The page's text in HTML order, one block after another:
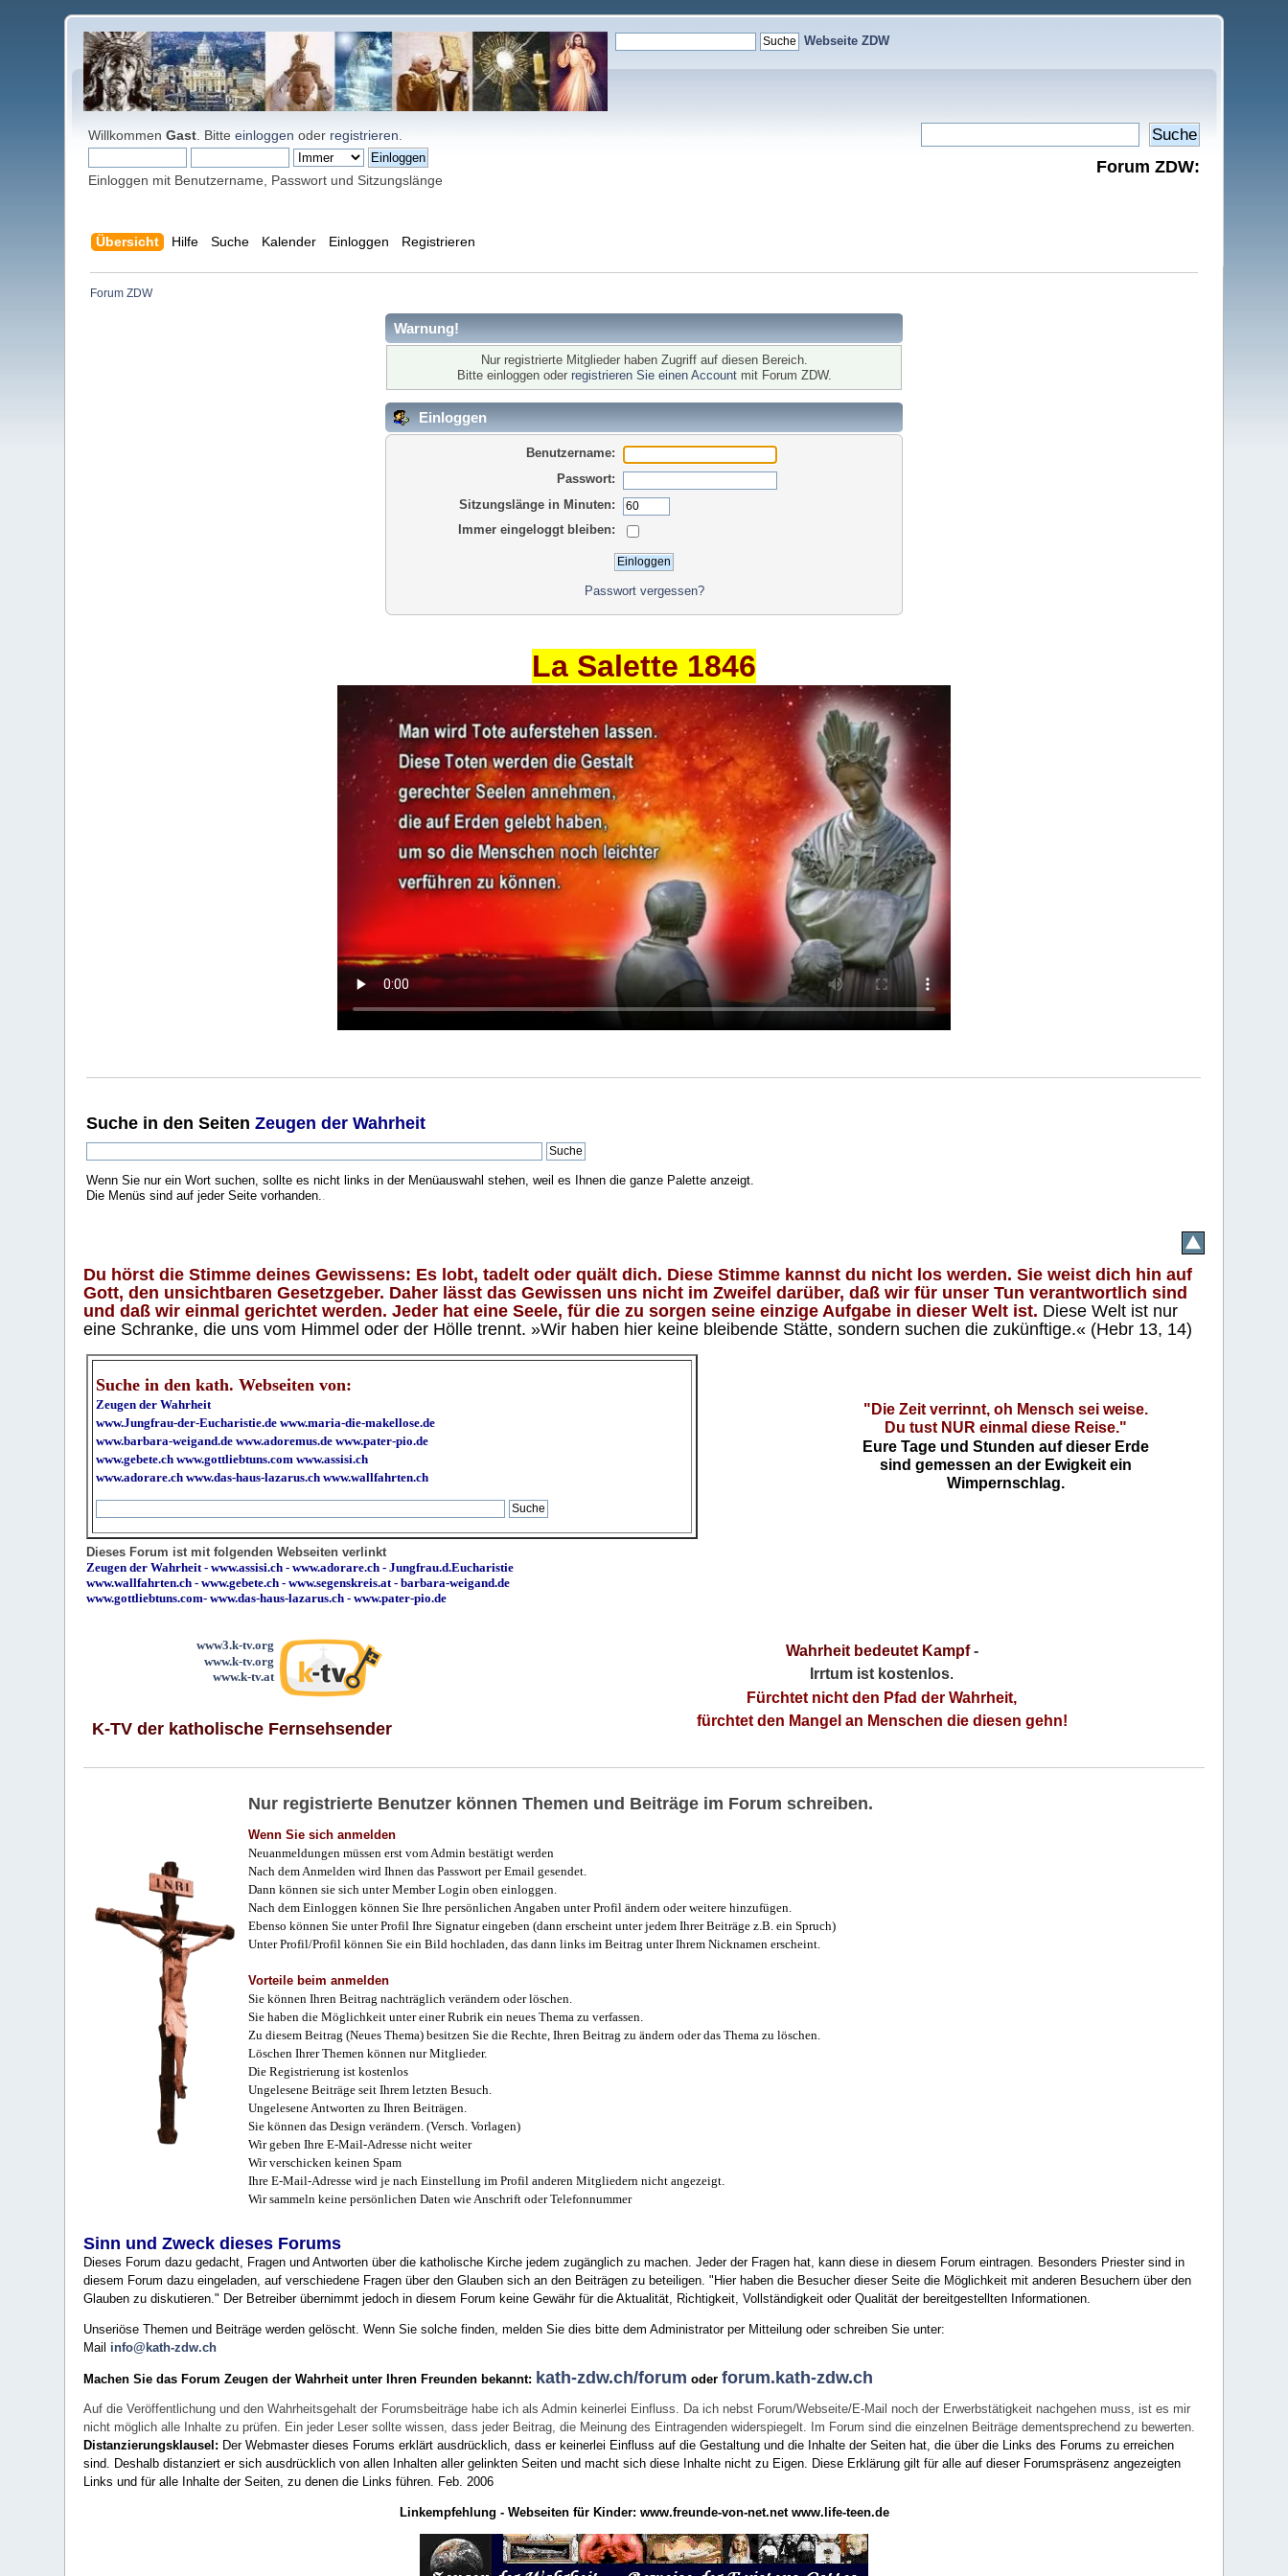
Webseite ZDW
WillkommenGast . Bitteeinloggen oder registrieren
Einloggen mit Benutzername, Passwort und Sitzungslänge
Forum ZDW:
Übersicht Hilfe Suche Kalender Einloggen Registrieren
Forum ZDW
Warnung!
Nur registrierte Mitglieder haben Zugriff auf diesen Bereich.
Bitte einloggen oder registrieren Sie einen Accountmit Forum ZDW.
Einloggen
Benutzername:
Passwort:
Sitzungslänge in Minuten:
Immer eingeloggt bleiben:
Passwort vergessen?
La Salette 1846
Suche in den SeitenZeugen der Wahrheit
Wenn Sie nur ein Wort suchen, sollte es nicht links in der Menüauswahl stehen, weil es Ihnen die ganze Palette anzeigt.
Die Menüs sind auf jeder Seite vorhanden..
Du hörst die Stimme deines Gewissens: Es lobt, tadelt oder quält dich. Diese Stimme kannst du nicht los werden. Sie weist dich hin auf
Gott, den unsichtbaren Gesetzgeber. Daher lässt das Gewissen uns nicht im Zweifel darüber, daß wir für unser Tun verantwortlich sind
und daß wir einmal gerichtet werden. Jeder hat eine Seele, für die zu sorgen seine einzige Aufgabe in dieser Welt ist. Diese Welt ist nur
eine Schranke, die uns vom Himmel oder der Hölle trennt. »Wir haben hier keine bleibende Stätte, sondern suchen die zukünftige.« (Hebr 13, 14)
Suche in den kath. Webseiten von:
Zeugen der Wahrheit
www.Jungfrau-der-Eucharistie.de www.maria-die-makellose.de
www.barbara-weigand.de www.adoremus.de www.pater-pio.de
www.gebete.ch www.gottliebtuns.com www.assisi.ch
www.adorare.ch www.das-haus-lazarus.ch www.wallfahrten.ch
"Die Zeit verrinnt, oh Mensch sei weise.
Du tust NUR einmal diese Reise."
Eure Tage und Stunden auf dieser Erde
sind gemessen an der Ewigkeit ein
Wimpernschlag.
Dieses Forum ist mit folgenden Webseiten verlinkt
Zeugen der Wahrheit-www.assisi.ch -www.adorare.ch -Jungfrau.d.Eucharistie
www.wallfahrten.ch -www.gebete.ch -www.segenskreis.at-barbara-weigand.de
www.gottliebtuns.com-www.das-haus-lazarus.ch - www.pater-pio.de
www3.k-tv.org
www.k-tv.org
www.k-tv.at
K-TV der katholische Fernsehsender
Wahrheit bedeutet Kampf-
Irrtum ist kostenlos.
Fürchtet nicht den Pfad der Wahrheit,
fürchtet den Mangel an Menschen die diesen gehn!
Nur registrierte Benutzer können Themen und Beiträge im Forum schreiben.
Wenn Sie sich anmelden
Neuanmeldungen müssen erst vom Admin bestätigt werden
Nach dem Anmelden wird Ihnen das Passwort per Email gesendet.
Dann können sie sich unter Member Login oben einloggen.
Nach dem Einloggen können Sie Ihre persönlichen Angaben unter Profil ändern oder weitere hinzufügen.
Ebenso können Sie unter Profil Ihre Signatur eingeben (dann erscheint unter jedem Ihrer Beiträge z.B. ein Spruch)
Unter Profil/Profil können Sie ein Bild hochladen, das dann links im Beitrag unter Ihrem Nicknamen erscheint.
Vorteile beim anmelden
Sie können Ihren Beitrag nachträglich verändern oder löschen.
Sie haben die Möglichkeit unter einer Rubrik ein neues Thema zu verfassen.
Zu diesem Beitrag (Neues Thema) besitzen Sie die Rechte, Ihren Beitrag zu ändern oder das Thema zu löschen.
Löschen Ihrer Themen können nur Mitglieder.
Die Registrierung ist kostenlos
Ungelesene Beiträge seit Ihrem letzten Besuch.
Ungelesene Antworten zu Ihren Beiträgen.
Sie können das Design verändern. (Versch. Vorlagen)
Wir geben Ihre E-Mail-Adresse nicht weiter
Wir verschicken keinen Spam
Ihre E-Mail-Adresse wird je nach Einstellung im Profil anderen Mitgliedern nicht angezeigt.
Wir sammeln keine persönlichen Daten wie Anschrift oder Telefonnummer
Sinn und Zweck dieses Forums
Dieses Forum dazu gedacht, Fragen und Antworten über die katholische Kirche jedem zugänglich zu machen. Jeder der Fragen hat, kann diese in diesem Forum eintragen. Besonders Priester sind in
diesem Forum dazu eingeladen, auf verschiedene Fragen über den Glauben sich an den Beiträgen zu beteiligen. "Hier haben die Besucher dieser Seite die Möglichkeit mit anderen Besuchern über den
Glauben zu diskutieren." Der Betreiber übernimmt jedoch in diesem Forum keine Gewähr für die Aktualität, Richtigkeit, Vollständigkeit oder Qualität der bereitgestellten Informationen.
Unseriöse Themen und Beiträge werden gelöscht. Wenn Sie solche finden, melden Sie dies bitte dem Administrator per Mitteilung oder schreiben Sie unter:
Mail info@kath-zdw.ch
Machen Sie das Forum Zeugen der Wahrheit unter Ihren Freunden bekannt: kath-zdw.ch/forum oderforum.kath-zdw.ch
Auf die Veröffentlichung und den Wahrheitsgehalt der Forumsbeiträge habe ich als Admin keinerlei Einfluss. Da ich nebst Forum/Webseite/E-Mail noch der Erwerbstätigkeit nachgehen muss, ist es mir
nicht möglich alle Inhalte zu prüfen. Ein jeder Leser sollte wissen, dass jeder Beitrag, die Meinung des Eintragenden widerspiegelt. Im Forum sind die einzelnen Beiträge dementsprechend zu bewerten.
Distanzierungsklausel: Der Webmaster dieses Forums erklärt ausdrücklich, dass er keinerlei Einfluss auf die Gestaltung und die Inhalte der Seiten hat, die über die Links des Forums zu erreichen
sind. Deshalb distanziert er sich ausdrücklich von allen Inhalten aller gelinkten Seiten und macht sich diese Inhalte nicht zu Eigen. Diese Erklärung gilt für alle auf dieser Forumspräsenz angezeigten
Links und für alle Inhalte der Seiten, zu denen die Links führen. Feb. 2006
Linkempfehlung - Webseiten für Kinder: www.freunde-von-net.net www.life-teen.de